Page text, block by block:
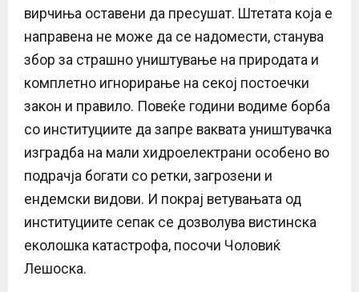
вирчиња оставени да пресушат. Штетата која е
направена не може да се надомести, станува
збор за страшно уништување на природата и
комплетно игнорирање на секој постоечки
закон и правило. Повеќе години водиме борба
со институциите да запре ваквата уништувачка
изградба на мали хидроелектрани особено во
подрачја богати со ретки, загрозени и
ендемски видови. И покрај ветувањата од
институциите сепак се дозволува вистинска
еколошка катастрофа, посочи Чоловиќ
Лешоска.